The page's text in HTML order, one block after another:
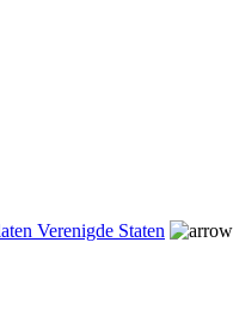
Verenigde Staten